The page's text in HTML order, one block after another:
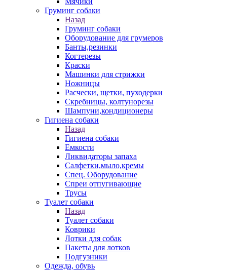
Груминг собаки
Назад
Груминг собаки
Оборудование для грумеров
Банты,резинки
Когтерезы
Краски
Машинки для стрижки
Ножницы
Расчески, щетки, пуходерки
Скребницы, колтунорезы
Шампуни,кондиционеры
Гигиена собаки
Назад
Гигиена собаки
Емкости
Ликвидаторы запаха
Салфетки,мыло,кремы
Спец. Оборудование
Спреи отпугивающие
Трусы
Туалет собаки
Назад
Туалет собаки
Коврики
Лотки для собак
Пакеты для лотков
Подгузники
Одежда, обувь